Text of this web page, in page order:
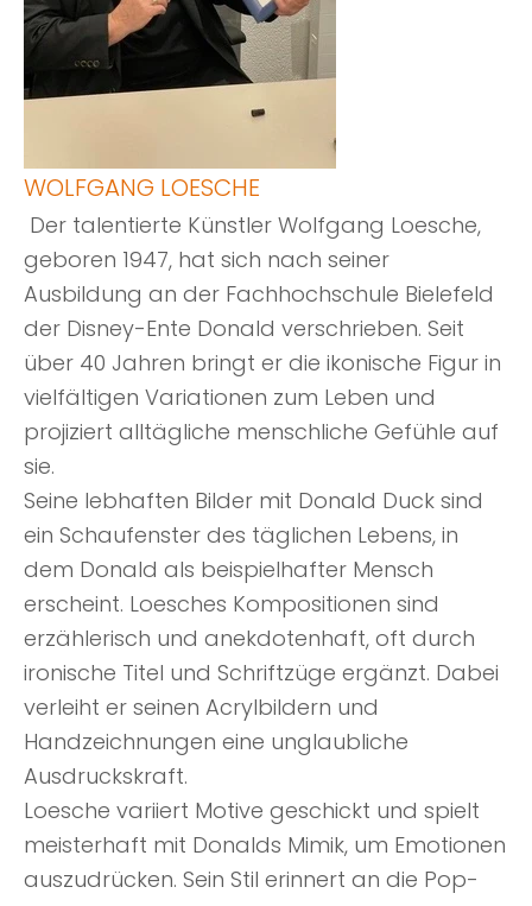
WOLFGANG LOESCHE
Der talentierte Künstler Wolfgang Loesche,
geboren 1947, hat sich nach seiner
Ausbildung an der Fachhochschule Bielefeld
der Disney-Ente Donald verschrieben. Seit
über 40 Jahren bringt er die ikonische Figur in
vielfältigen Variationen zum Leben und
projiziert alltägliche menschliche Gefühle auf
sie.
Seine lebhaften Bilder mit Donald Duck sind
ein Schaufenster des täglichen Lebens, in
dem Donald als beispielhafter Mensch
erscheint. Loesches Kompositionen sind
erzählerisch und anekdotenhaft, oft durch
ironische Titel und Schriftzüge ergänzt. Dabei
verleiht er seinen Acrylbildern und
Handzeichnungen eine unglaubliche
Ausdruckskraft.
Loesche variiert Motive geschickt und spielt
meisterhaft mit Donalds Mimik, um Emotionen
auszudrücken. Sein Stil erinnert an die Pop-